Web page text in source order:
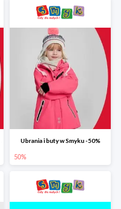
Ubrania i buty w Smyku -50%
50%